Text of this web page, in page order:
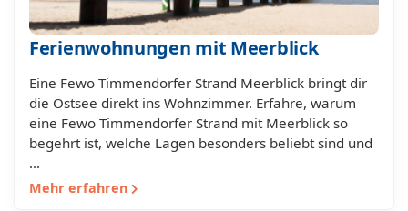
Ferienwohnungen mit Meerblick
Eine Fewo Timmendorfer Strand Meerblick bringt dir
die Ostsee direkt ins Wohnzimmer. Erfahre, warum
eine Fewo Timmendorfer Strand mit Meerblick so
begehrt ist, welche Lagen besonders beliebt sind und
…
Mehr erfahren